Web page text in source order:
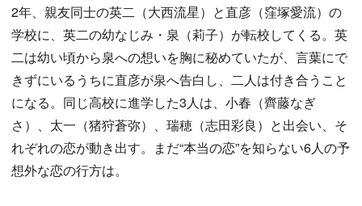
2年、親友同士の英二（大西流星）と直彦（窪塚愛流）の
学校に、英二の幼なじみ・泉（莉子）が転校してくる。英
二は幼い頃から泉への想いを胸に秘めていたが、言葉にで
きずにいるうちに直彦が泉へ告白し、二人は付き合うこと
になる。同じ高校に進学した3人は、小春（齊藤なぎ
さ）、太一（猪狩蒼弥）、瑞穂（志田彩良）と出会い、そ
れぞれの恋が動き出す。まだ“本当の恋”を知らない6人の予
想外な恋の行方は。